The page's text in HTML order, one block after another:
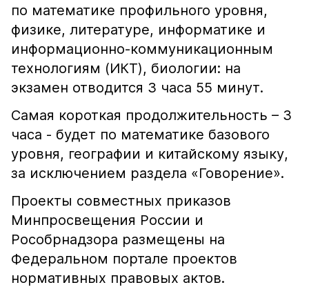
по математике профильного уровня,
физике, литературе, информатике и
информационно-коммуникационным
технологиям (ИКТ), биологии: на
экзамен отводится 3 часа 55 минут.
Самая короткая продолжительность – 3
часа - будет по математике базового
уровня, географии и китайскому языку,
за исключением раздела «Говорение».
Проекты совместных приказов
Минпросвещения России и
Рособрнадзора размещены на
Федеральном портале проектов
нормативных правовых актов.